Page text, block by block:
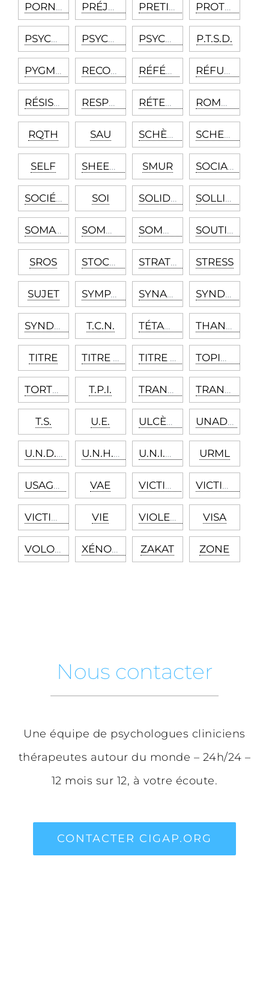
PORNOGRAPHIE PRÉJUDICE PRETIUM DOLORIS PROTECTION DIPLOMATIQUE INTERNATIONALE
PSYCHOLOGIE CLINIQUE PSYCHOSE PSYCHOTHÉRAPIE P.T.S.D.
PYGMALION RECONDUITE RÉFÉRÉ RÉFUGIÉ
RÉSISTANCES RESPONSABLE GÉOGRAPHIQUE RÉTENTION ROMAN FAMILIAL
RQTH SAU SCHÈME SCHENGEN
SELF SHEETING SMUR SOCIALISATION
SOCIÉTÉ CIVILE SOI SOLIDARITÉS SOLLICITUDE
SOMATIQUE SOMMEIL SOMMEIL (MALADIE) SOUTIEN PSYCHOLOGIQUE
SROS STOCKHOLM STRATÉGIES IDENTITAIRES STRESS
SUJET SYMPTÔME SYNAPSE SYNDROME
SYNDROME D’ÉPUISEMENT PROFESSIONEL T.C.N. TÉTANIE THANATOS
TITRE TITRE DE PSYCHOLOGUE TITRE DE SÉJOUR TOPIQUE
TORTURE T.P.I. TRANSCULTUREL TRANSFERT
T.S. U.E. ULCÈRE GASTRODUODÉNAL UNADFI
U.N.D.P. U.N.H.C.R. U.N.I.C.E.F. URML
USAGES VAE VICTIME VICTIMISATION
VICTIMOLOGIE VIE VIOLENCE VISA
VOLONTAIRE XÉNOPHOBIE ZAKAT ZONE
Nous contacter
Une équipe de psychologues cliniciens
thérapeutes autour du monde – 24h/24 –
12 mois sur 12, à votre écoute.
CONTACTER CIGAP.ORG